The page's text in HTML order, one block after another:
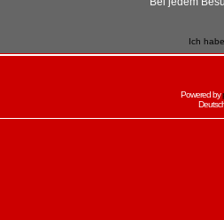
Ich
Powered by